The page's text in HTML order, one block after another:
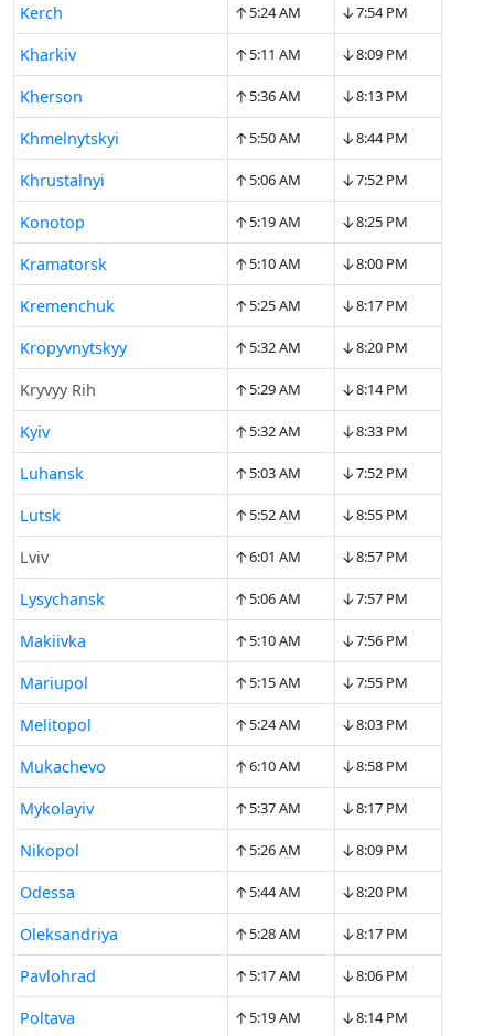
Kerch ↑5:24 AM ↓7:54 PM
Kharkiv ↑5:11 AM ↓8:09 PM
Kherson ↑5:36 AM ↓8:13 PM
Khmelnytskyi ↑5:50 AM ↓8:44 PM
Khrustalnyi ↑5:06 AM ↓7:52 PM
Konotop ↑5:19 AM ↓8:25 PM
Kramatorsk ↑5:10 AM ↓8:00 PM
Kremenchuk ↑5:25 AM ↓8:17 PM
Kropyvnytskyy ↑5:32 AM ↓8:20 PM
Kryvyy Rih ↑5:29 AM ↓8:14 PM
Kyiv ↑5:32 AM ↓8:33 PM
Luhansk ↑5:03 AM ↓7:52 PM
Lutsk ↑5:52 AM ↓8:55 PM
Lviv ↑6:01 AM ↓8:57 PM
Lysychansk ↑5:06 AM ↓7:57 PM
Makiivka ↑5:10 AM ↓7:56 PM
Mariupol ↑5:15 AM ↓7:55 PM
Melitopol ↑5:24 AM ↓8:03 PM
Mukachevo ↑6:10 AM ↓8:58 PM
Mykolayiv ↑5:37 AM ↓8:17 PM
Nikopol ↑5:26 AM ↓8:09 PM
Odessa ↑5:44 AM ↓8:20 PM
Oleksandriya ↑5:28 AM ↓8:17 PM
Pavlohrad ↑5:17 AM ↓8:06 PM
Poltava ↑5:19 AM ↓8:14 PM